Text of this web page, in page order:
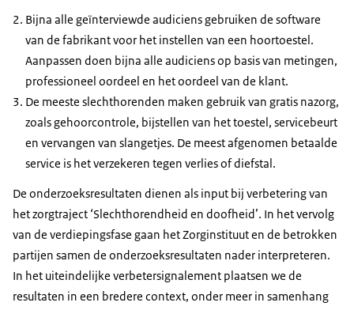
Bijna alle geïnterviewde audiciens gebruiken de software
van de fabrikant voor het instellen van een hoortoestel.
Aanpassen doen bijna alle audiciens op basis van metingen,
professioneel oordeel en het oordeel van de klant.
De meeste slechthorenden maken gebruik van gratis nazorg,
zoals gehoorcontrole, bijstellen van het toestel, servicebeurt
en vervangen van slangetjes. De meest afgenomen betaalde
service is het verzekeren tegen verlies of diefstal.
De onderzoeksresultaten dienen als input bij verbetering van
het zorgtraject ‘Slechthorendheid en doofheid’. In het vervolg
van de verdiepingsfase gaan het Zorginstituut en de betrokken
partijen samen de onderzoeksresultaten nader interpreteren.
In het uiteindelijke verbetersignalement plaatsen we de
resultaten in een bredere context, onder meer in samenhang